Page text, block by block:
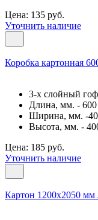
Цена: 135 руб.
Уточнить наличие
Коробка картонная
3-х слойный
Длина, мм. - 600
Ширина, мм. -
Высота, мм. -
Цена: 185 руб.
Уточнить наличие
Картон 1200х2050 мм